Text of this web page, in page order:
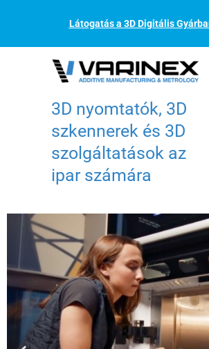
Látogatás a 3D Digitális
3D nyomtatók, 3D
szkennerek és 3D
szolgáltatások az
ipar számára